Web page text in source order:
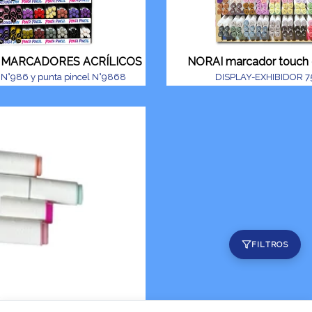
FILTROS
ACRÍLICOS
y punta pincel N°9868
NORAI marcador
DISPLAY-EXHIBIDOR